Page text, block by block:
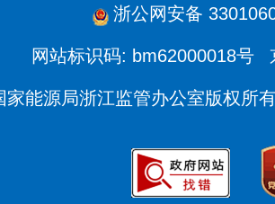
浙公网安备
网站标识码: bm62000018号
家能源局浙江监管办公室版权所